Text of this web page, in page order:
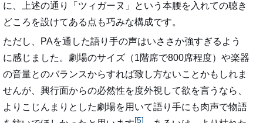
に、上述の通り「ツィガーヌ」という本腰を入れての聴き
どころを設けてある点も巧みな構成です。
ただし、PAを通した語り手の声はいささか強すぎるよう
に感じました。劇場のサイズ（1階席で800席程度）や楽器
の音量とのバランスからすれば致し方ないことかもしれま
せんが、興行面からの必然性を度外視して欲を言うなら、
よりこじんまりとした劇場を用いて語り手にも肉声で物語
[5]